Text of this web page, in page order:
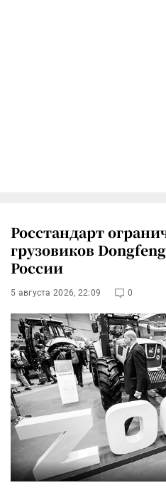
Росстандарт
грузовиков
России
5 августа 2026, 22:09 0